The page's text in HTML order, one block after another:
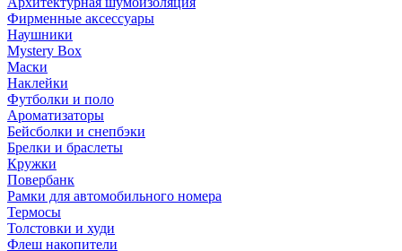
Фирменные аксессуары
Наушники
Mystery Box
Маски
Наклейки
Футболки и поло
Ароматизаторы
Бейсболки и снепбэки
Брелки и браслеты
Кружки
Повербанк
Рамки для автомобильного номера
Термосы
Толстовки и худи
Флеш накопители